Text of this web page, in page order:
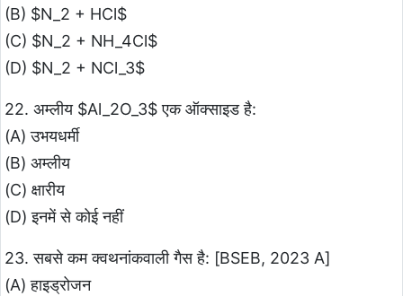
(B) $N_2 + HCl$
(C) $N_2 + NH_4Cl$
(D) $N_2 + NCl_3$
22. अम्लीय $Al_2O_3$ एक ऑक्साइड है:
(A) उभयधर्मी
(B) अम्लीय
(C) क्षारीय
(D) इनमें से कोई नहीं
23. सबसे कम क्वथनांकवाली गैस है: [BSEB, 2023 A]
(A) हाइड्रोजन